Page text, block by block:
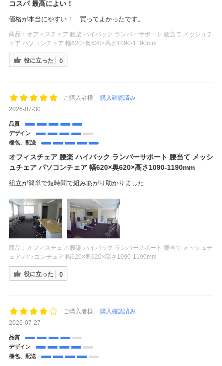
コスパ 最高によい！
価格が本当にやすい！ 買ってよかったです。
商品： オフィスチェア 腰楽 ハイバック ランバーサポート 腰当て メッシュチ
ェア パソコンチェア 幅620×奥620×高さ1090-1190mm
役に立った 0
ご購入者様
購入確認済み
2026-07-30
品質
デザイン
梱包、配送
オフィスチェア 腰楽 ハイバック ランバーサポート 腰当て メッシ
ュチェア パソコンチェア 幅620×奥620×高さ1090-1190mm
組立が簡単で短時間で組みあがり助かりました
商品： オフィスチェア 腰楽 ハイバック ランバーサポート 腰当て メッシュチ
ェア パソコンチェア 幅620×奥620×高さ1090-1190mm
役に立った 0
ご購入者様
購入確認済み
2026-07-27
品質
デザイン
梱包、配送